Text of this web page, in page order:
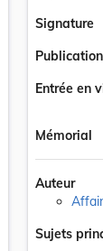
Signature
Publication
Entrée en
Mémorial
Auteur
Sujets